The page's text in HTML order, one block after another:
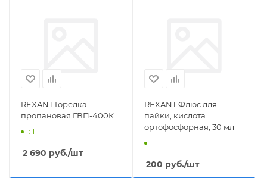
REXANT Горелка
пропановая ГВП-400К
: 1
2 690 руб./шт
REXANT Флюс для
пайки, кислота
ортофосфорная, 30 мл
: 1
200 руб./шт